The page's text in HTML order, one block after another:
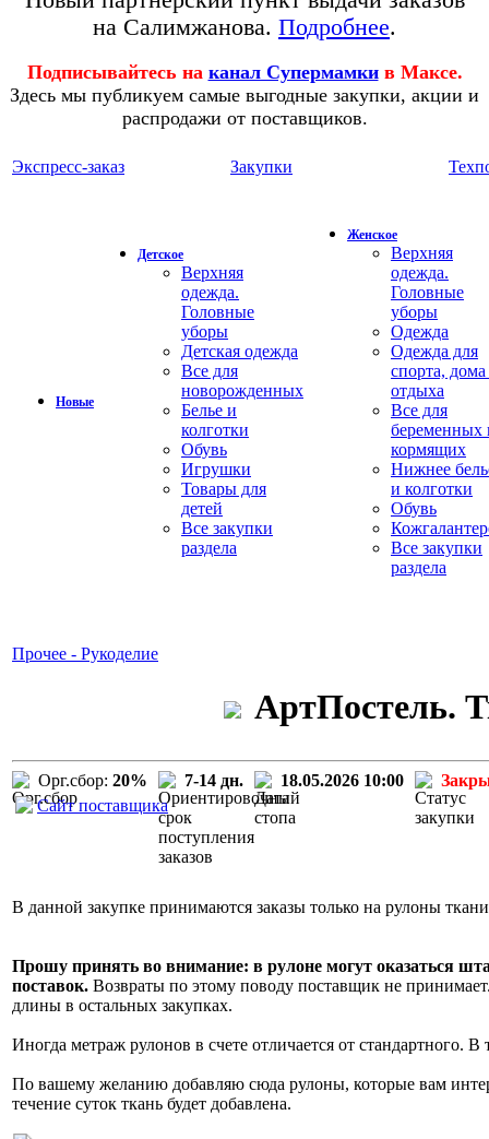
на Салимжанова. Подробнее.
Подписывайтесь на канал Супермамки в Максе.
Здесь мы публикуем самые выгодные закупки, акции и
распродажи от поставщиков.
Экспресс-заказ Закупки
Новые
Детское
Верхняя
одежда.
Головные
уборы
Детская одежда
Все для
новорожденных
Белье и
колготки
Обувь
Игрушки
Товары для
детей
Все закупки
раздела
Женское
Верхняя
одежда.
Головные
уборы
Одежда
Одежда для
спорта,
отдыха
Все для
беременных
кормящих
Нижнее
и колготки
Обувь
Все закупки
раздела
Прочее - Рукоделие
АртПостель.
Орг.сбор: 20% 7-14 дн. 18.05.2026 10:00
Сайт поставщика
В данной закупке принимаются заказы только на рулоны
Прошу принять во внимание: в рулоне могут оказаться
поставок. Возвраты по этому поводу поставщик не
длины в остальных закупках.
Иногда метраж рулонов в счете отличается от стандартного.
По вашему желанию добавляю сюда рулоны, которые вам
течение суток ткань будет добавлена.